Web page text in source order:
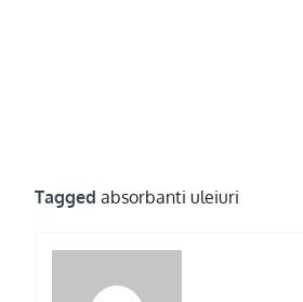
Tagged absorbanti uleiuri